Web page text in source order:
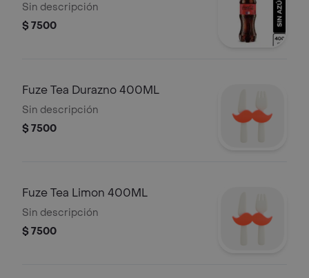
Sin descripción
$ 7500
Fuze Tea Durazno 400ML
Sin descripción
$ 7500
Fuze Tea Limon 400ML
Sin descripción
$ 7500